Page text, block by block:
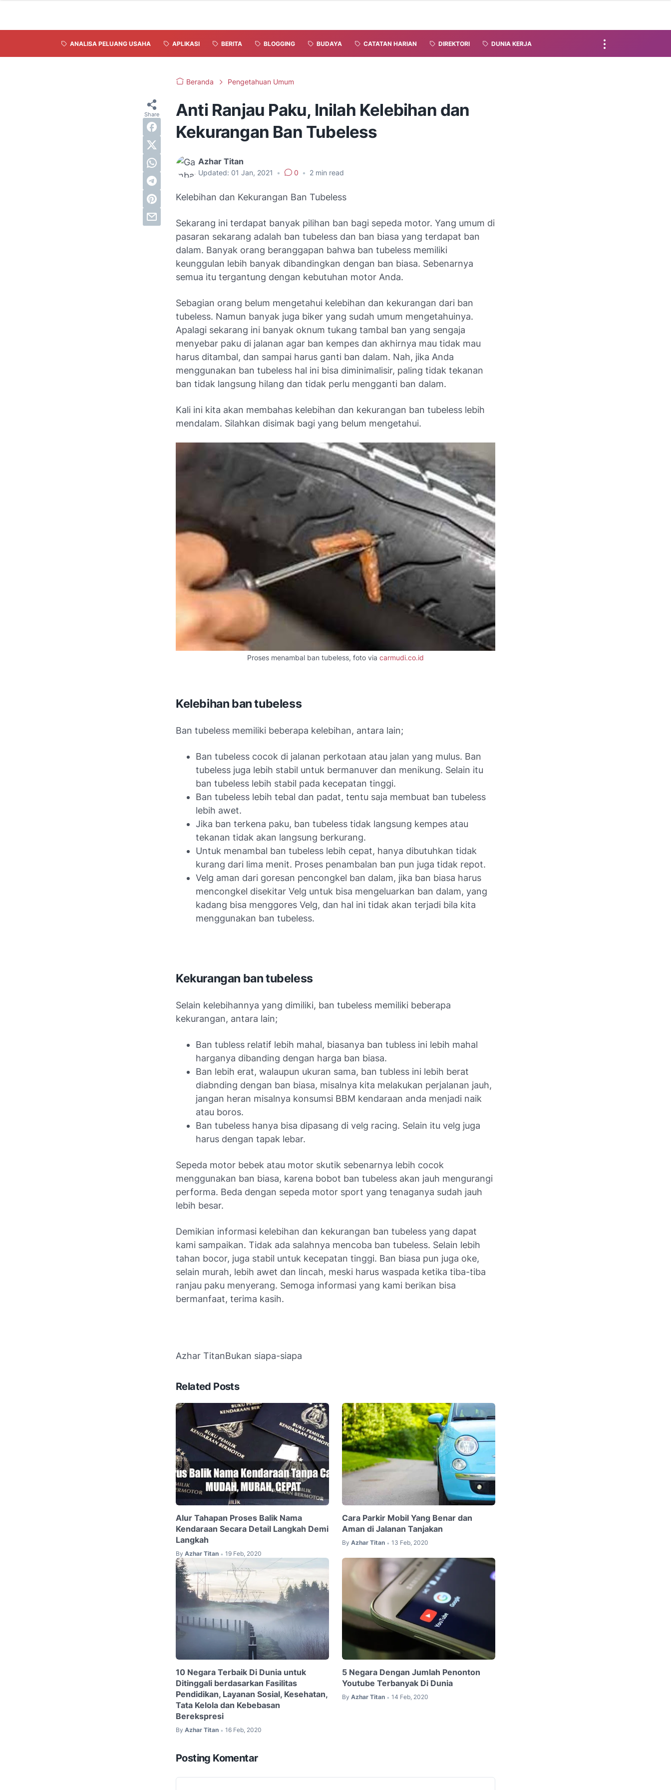
ANALISA PELUANG USAHA APLIKASI BERITA BLOGGING BUDAYA CATATAN HARIAN DIREKTORI DUNIA KERJA
Beranda Pengetahuan Umum
Anti Ranjau Paku, Inilah Kelebihan dan
Kekurangan Ban Tubeless
Azhar Titan
Updated: 01 Jan, 2021 • 0 • 2 min read
Kelebihan dan Kekurangan Ban Tubeless
Sekarang ini terdapat banyak pilihan ban bagi sepeda motor. Yang umum di
pasaran sekarang adalah ban tubeless dan ban biasa yang terdapat ban
dalam. Banyak orang beranggapan bahwa ban tubeless memiliki
keunggulan lebih banyak dibandingkan dengan ban biasa. Sebenarnya
semua itu tergantung dengan kebutuhan motor Anda.
Sebagian orang belum mengetahui kelebihan dan kekurangan dari ban
tubeless. Namun banyak juga biker yang sudah umum mengetahuinya.
Apalagi sekarang ini banyak oknum tukang tambal ban yang sengaja
menyebar paku di jalanan agar ban kempes dan akhirnya mau tidak mau
harus ditambal, dan sampai harus ganti ban dalam. Nah, jika Anda
menggunakan ban tubeless hal ini bisa diminimalisir, paling tidak tekanan
ban tidak langsung hilang dan tidak perlu mengganti ban dalam.
Kali ini kita akan membahas kelebihan dan kekurangan ban tubeless lebih
mendalam. Silahkan disimak bagi yang belum mengetahui.
Proses menambal ban tubeless, foto via carmudi.co.id
Kelebihan ban tubeless
Ban tubeless memiliki beberapa kelebihan, antara lain;
Ban tubeless cocok di jalanan perkotaan atau jalan yang mulus. Ban
tubeless juga lebih stabil untuk bermanuver dan menikung. Selain itu
ban tubeless lebih stabil pada kecepatan tinggi.
Ban tubeless lebih tebal dan padat, tentu saja membuat ban tubeless
lebih awet.
Jika ban terkena paku, ban tubeless tidak langsung kempes atau
tekanan tidak akan langsung berkurang.
Untuk menambal ban tubeless lebih cepat, hanya dibutuhkan tidak
kurang dari lima menit. Proses penambalan ban pun juga tidak repot.
Velg aman dari goresan pencongkel ban dalam, jika ban biasa harus
mencongkel disekitar Velg untuk bisa mengeluarkan ban dalam, yang
kadang bisa menggores Velg, dan hal ini tidak akan terjadi bila kita
menggunakan ban tubeless.
Kekurangan ban tubeless
Selain kelebihannya yang dimiliki, ban tubeless memiliki beberapa
kekurangan, antara lain;
Ban tubless relatif lebih mahal, biasanya ban tubless ini lebih mahal
harganya dibanding dengan harga ban biasa.
Ban lebih erat, walaupun ukuran sama, ban tubless ini lebih berat
diabnding dengan ban biasa, misalnya kita melakukan perjalanan jauh,
jangan heran misalnya konsumsi BBM kendaraan anda menjadi naik
atau boros.
Ban tubeless hanya bisa dipasang di velg racing. Selain itu velg juga
harus dengan tapak lebar.
Sepeda motor bebek atau motor skutik sebenarnya lebih cocok
menggunakan ban biasa, karena bobot ban tubeless akan jauh mengurangi
performa. Beda dengan sepeda motor sport yang tenaganya sudah jauh
lebih besar.
Demikian informasi kelebihan dan kekurangan ban tubeless yang dapat
kami sampaikan. Tidak ada salahnya mencoba ban tubeless. Selain lebih
tahan bocor, juga stabil untuk kecepatan tinggi. Ban biasa pun juga oke,
selain murah, lebih awet dan lincah, meski harus waspada ketika tiba-tiba
ranjau paku menyerang. Semoga informasi yang kami berikan bisa
bermanfaat, terima kasih.
Azhar TitanBukan siapa-siapa
Related Posts
Alur Tahapan Proses Balik Nama
Kendaraan Secara Detail Langkah Demi
Langkah
By Azhar Titan • 19 Feb, 2020
Cara Parkir Mobil Yang Benar dan
Aman di Jalanan Tanjakan
By Azhar Titan • 13 Feb, 2020
10 Negara Terbaik Di Dunia untuk
Ditinggali berdasarkan Fasilitas
Pendidikan, Layanan Sosial, Kesehatan,
Tata Kelola dan Kebebasan
Berekspresi
By Azhar Titan • 16 Feb, 2020
5 Negara Dengan Jumlah Penonton
Youtube Terbanyak Di Dunia
By Azhar Titan • 14 Feb, 2020
Posting Komentar